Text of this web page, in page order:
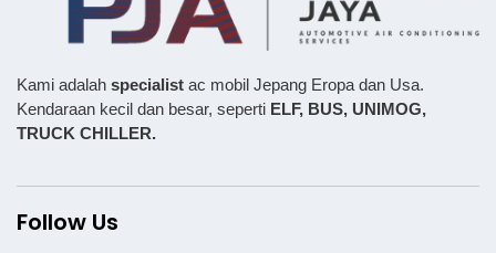
Kami adalah specialist ac mobil Jepang Eropa dan Usa.
Kendaraan kecil dan besar, seperti ELF, BUS, UNIMOG,
TRUCK CHILLER.
Follow Us